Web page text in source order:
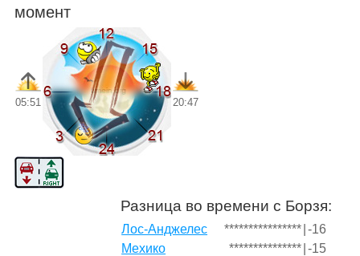
момент
05:51 20:47
Разница во времени с Борзя:
Лос-Анджелес **************** -16
Мехико
*************** -15